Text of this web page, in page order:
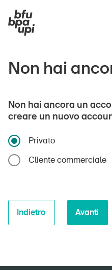
Non hai
Non hai ancora un
creare un nuovo
Privato
Cliente commerciale
Indietro Avanti